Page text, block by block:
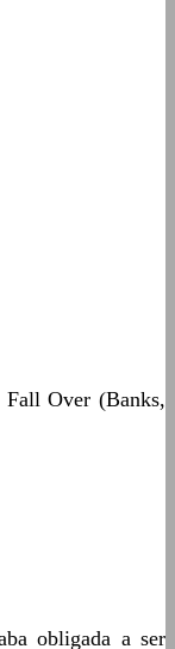
Over (Banks,
obligada a ser